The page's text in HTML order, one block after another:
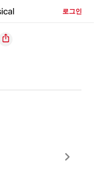
로그인